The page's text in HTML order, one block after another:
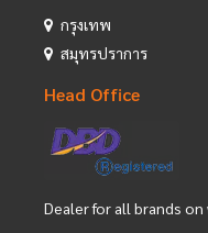
กรุงเทพ
สมุทรปราการ
Head Office
Dealer for all brands on